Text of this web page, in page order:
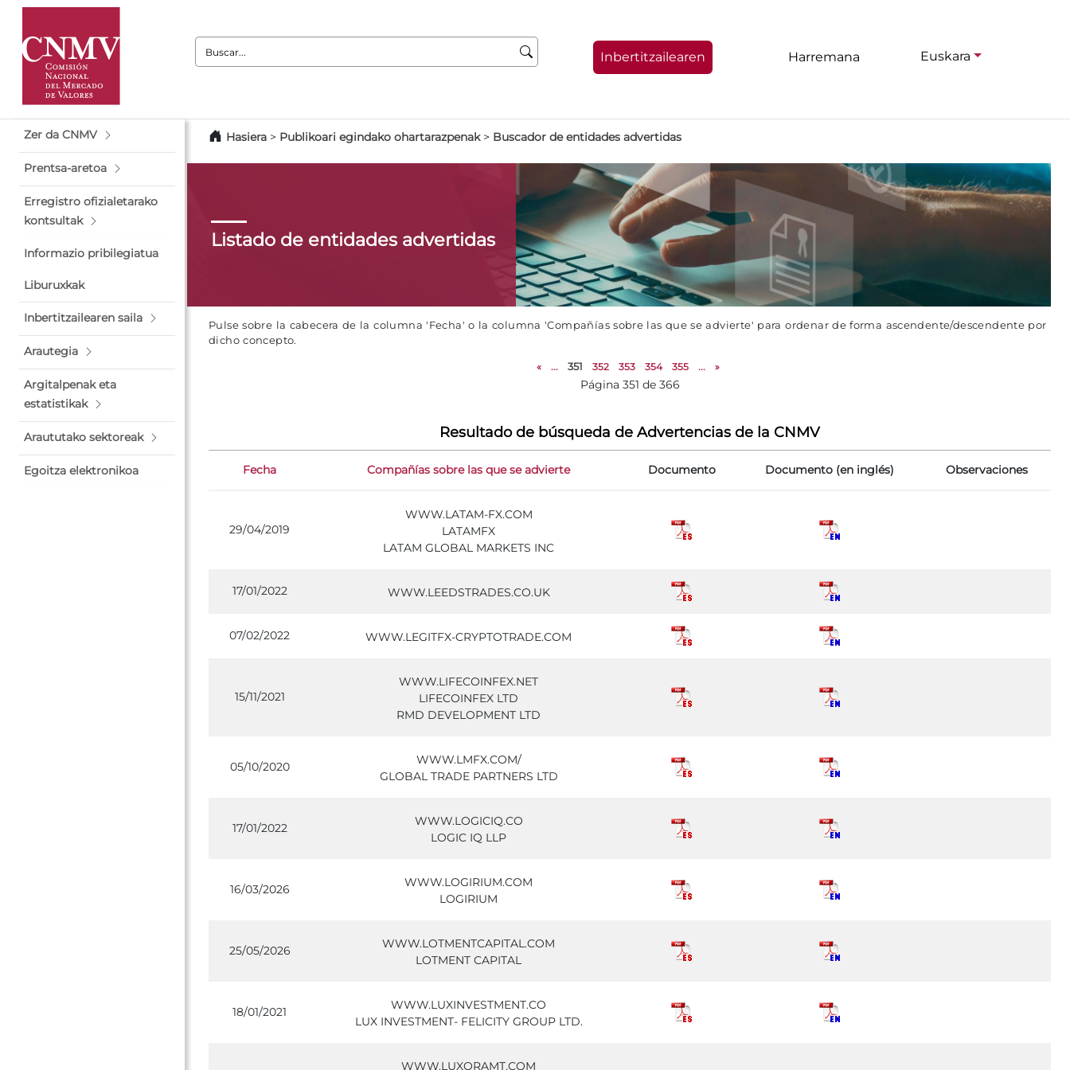
Buscar:
Inbertitzailearen Harremana Euskara
Zer da CNMV
Prentsa-aretoa
Erregistro ofizialetarako
kontsultak
Informazio pribilegiatua
Liburuxkak
Inbertitzailearen saila
Arautegia
Argitalpenak eta
estatistikak
Araututako sektoreak
Egoitza elektronikoa
Hasiera > Publikoari egindako ohartarazpenak> Buscador de entidades advertidas
Listado de entidades advertidas
Pulse sobre la cabecera de la columna 'Fecha' o la columna 'Compañías sobre las que se advierte' para ordenar de forma ascendente/descendente por
dicho concepto.
« ... 351 352 353 354 355 ... »
Página 351 de 366
Resultado de búsqueda de Advertencias de la CNMV
Fecha Compañías sobre las que se advierte Documento Documento (en inglés) Observaciones
29/04/2019
WWW.LATAM-FX.COM
LATAMFX
LATAM GLOBAL MARKETS INC
17/01/2022 WWW.LEEDSTRADES.CO.UK
07/02/2022 WWW.LEGITFX-CRYPTOTRADE.COM
15/11/2021
WWW.LIFECOINFEX.NET
LIFECOINFEX LTD
RMD DEVELOPMENT LTD
05/10/2020
WWW.LMFX.COM/
GLOBAL TRADE PARTNERS LTD
17/01/2022
WWW.LOGICIQ.CO
LOGIC IQ LLP
16/03/2026
WWW.LOGIRIUM.COM
LOGIRIUM
25/05/2026
WWW.LOTMENTCAPITAL.COM
LOTMENT CAPITAL
18/01/2021
WWW.LUXINVESTMENT.CO
LUX INVESTMENT- FELICITY GROUP LTD.
WWW.LUXORAMT.COM